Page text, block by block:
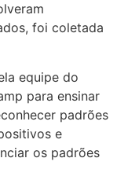
foi coletada
equipe do
para ensinar
padrões
e
os padrões